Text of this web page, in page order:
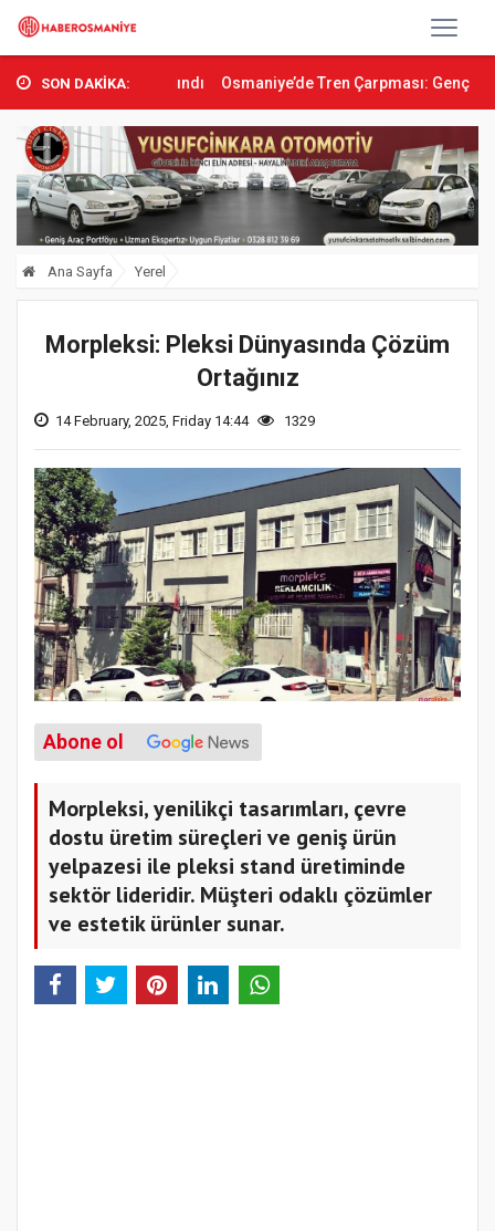
SON DAKİKA:
Alındı Osmaniye’de Tren Çarpması: Genç Yaralandı
Ana Sayfa Yerel
Morpleksi: Pleksi Dünyasında Çözüm
Ortağınız
14 February, 2025, Friday 14:44 1329
Abone ol
Morpleksi, yenilikçi tasarımları, çevre
dostu üretim süreçleri ve geniş ürün
yelpazesi ile pleksi stand üretiminde
sektör lideridir. Müşteri odaklı çözümler
ve estetik ürünler sunar.